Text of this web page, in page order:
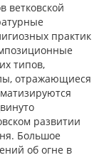
ветковской
практик
типов,
отражающиеся
развитии
Большое
об огне в